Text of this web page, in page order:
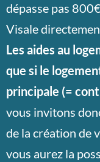
dépasse pas
Visale
Les aides au
que si le
principale (=
vous invitons
de la création de
vous aurez la